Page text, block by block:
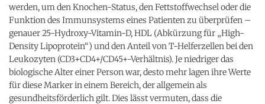
werden, um den Knochen-Status, den Fettstoffwechsel oder die
Funktion des Immunsystems eines Patienten zu überprüfen –
genauer 25-Hydroxy-Vitamin-D, HDL (Abkürzung für „High-
Density Lipoprotein“) und den Anteil von T-Helferzellen bei den
Leukozyten (CD3+CD4+/CD45+-Verhältnis). Je niedriger das
biologische Alter einer Person war, desto mehr lagen ihre Werte
für diese Marker in einem Bereich, der allgemein als
gesundheitsförderlich gilt. Dies lässt vermuten, dass die